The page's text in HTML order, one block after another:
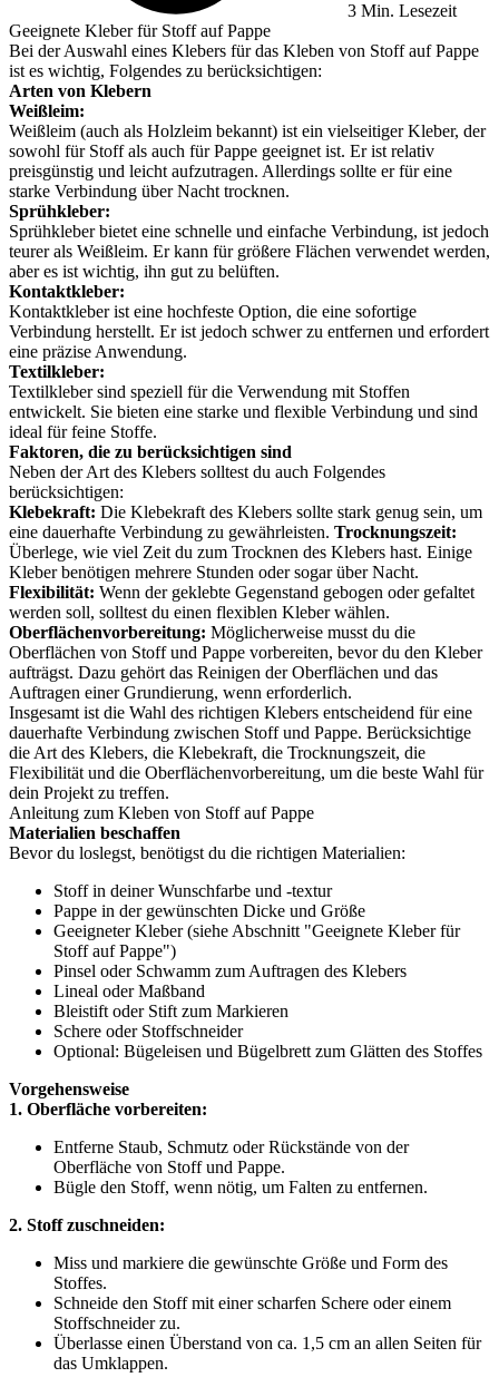
3 Min. Lesezeit
Geeignete Kleber für Stoff auf Pappe
Bei der Auswahl eines Klebers für das Kleben von Stoff auf Pappe
ist es wichtig, Folgendes zu berücksichtigen:
Arten von Klebern
Weißleim:
Weißleim (auch als Holzleim bekannt) ist ein vielseitiger Kleber, der
sowohl für Stoff als auch für Pappe geeignet ist. Er ist relativ
preisgünstig und leicht aufzutragen. Allerdings sollte er für eine
starke Verbindung über Nacht trocknen.
Sprühkleber:
Sprühkleber bietet eine schnelle und einfache Verbindung, ist jedoch
teurer als Weißleim. Er kann für größere Flächen verwendet werden,
aber es ist wichtig, ihn gut zu belüften.
Kontaktkleber:
Kontaktkleber ist eine hochfeste Option, die eine sofortige
Verbindung herstellt. Er ist jedoch schwer zu entfernen und erfordert
eine präzise Anwendung.
Textilkleber:
Textilkleber sind speziell für die Verwendung mit Stoffen
entwickelt. Sie bieten eine starke und flexible Verbindung und sind
ideal für feine Stoffe.
Faktoren, die zu berücksichtigen sind
Neben der Art des Klebers solltest du auch Folgendes
berücksichtigen:
Klebekraft: Die Klebekraft des Klebers sollte stark genug sein, um
eine dauerhafte Verbindung zu gewährleisten. Trocknungszeit:
Überlege, wie viel Zeit du zum Trocknen des Klebers hast. Einige
Kleber benötigen mehrere Stunden oder sogar über Nacht.
Flexibilität: Wenn der geklebte Gegenstand gebogen oder gefaltet
werden soll, solltest du einen flexiblen Kleber wählen.
Oberflächenvorbereitung: Möglicherweise musst du die
Oberflächen von Stoff und Pappe vorbereiten, bevor du den Kleber
aufträgst. Dazu gehört das Reinigen der Oberflächen und das
Auftragen einer Grundierung, wenn erforderlich.
Insgesamt ist die Wahl des richtigen Klebers entscheidend für eine
dauerhafte Verbindung zwischen Stoff und Pappe. Berücksichtige
die Art des Klebers, die Klebekraft, die Trocknungszeit, die
Flexibilität und die Oberflächenvorbereitung, um die beste Wahl für
dein Projekt zu treffen.
Anleitung zum Kleben von Stoff auf Pappe
Materialien beschaffen
Bevor du loslegst, benötigst du die richtigen Materialien:
Stoff in deiner Wunschfarbe und -textur
Pappe in der gewünschten Dicke und Größe
Geeigneter Kleber (siehe Abschnitt "Geeignete Kleber für
Stoff auf Pappe")
Pinsel oder Schwamm zum Auftragen des Klebers
Lineal oder Maßband
Bleistift oder Stift zum Markieren
Schere oder Stoffschneider
Optional: Bügeleisen und Bügelbrett zum Glätten des Stoffes
Vorgehensweise
1. Oberfläche vorbereiten:
Entferne Staub, Schmutz oder Rückstände von der
Oberfläche von Stoff und Pappe.
Bügle den Stoff, wenn nötig, um Falten zu entfernen.
2. Stoff zuschneiden:
Miss und markiere die gewünschte Größe und Form des
Stoffes.
Schneide den Stoff mit einer scharfen Schere oder einem
Stoffschneider zu.
Überlasse einen Überstand von ca. 1,5 cm an allen Seiten für
das Umklappen.